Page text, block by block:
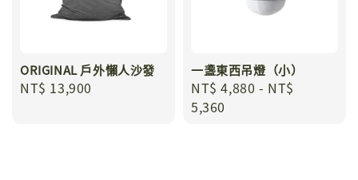
ORIGINAL 戶外懶人沙發
Regular
NT$ 13,900
一盞東西吊燈（小）
Regular
price
NT$ 4,880 - NT$
5,360